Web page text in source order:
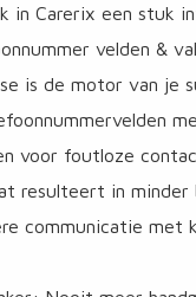
in Carerix een stuk
velden &
is de motor van je
voor foutloze
resulteert in minder
communicatie met